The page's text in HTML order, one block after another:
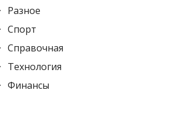
Разное
Спорт
Справочная
Технология
Финансы